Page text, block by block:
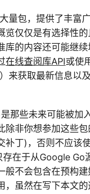
量包，提供了丰富
览仅仅是有选择性的
库的内容还可能继
在线查阅库API或使
来获取最新信息以
那些未来可能被加
除非你想参加这些
补丁)，否则不应该
在于从Google Go
般不会包含在预构
，虽然在写下本文